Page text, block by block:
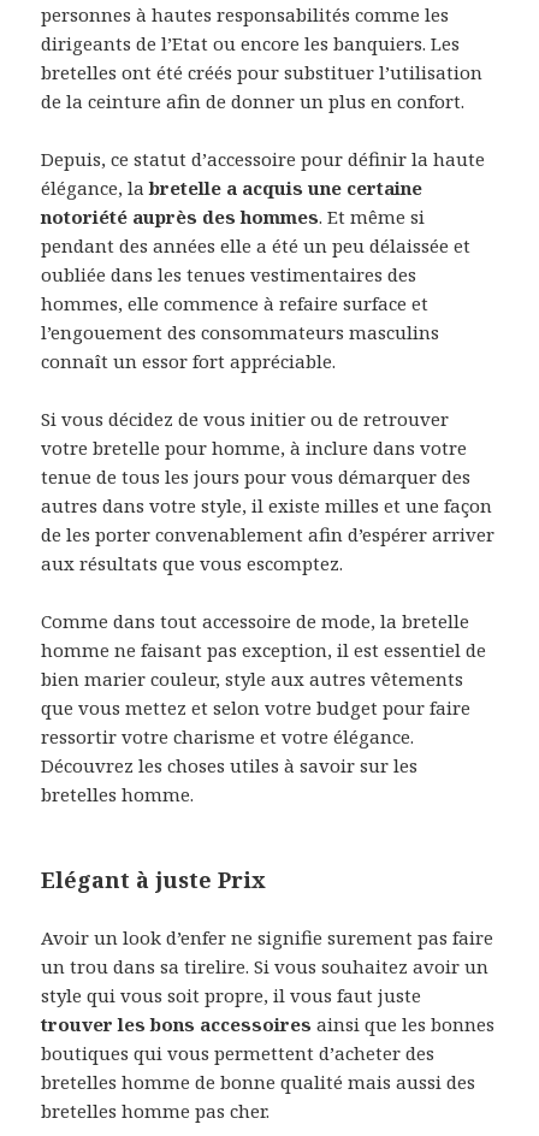
personnes à hautes responsabilités comme les
dirigeants de l’Etat ou encore les banquiers. Les
bretelles ont été créés pour substituer l’utilisation
de la ceinture afin de donner un plus en confort.
Depuis, ce statut d’accessoire pour définir la haute
élégance, labretelle a acquis une certaine
notoriété auprès des hommes. Et même si
pendant des années elle a été un peu délaissée et
oubliée dans les tenues vestimentaires des
hommes, elle commence à refaire surface et
l’engouement des consommateurs masculins
connaît un essor fort appréciable.
Si vous décidez de vous initier ou de retrouver
votre bretelle pour homme, à inclure dans votre
tenue de tous les jours pour vous démarquer des
autres dans votre style, il existe milles et une façon
de les porter convenablement afin d’espérer arriver
aux résultats que vous escomptez.
Comme dans tout accessoire de mode, la bretelle
homme ne faisant pas exception, il est essentiel de
bien marier couleur, style aux autres vêtements
que vous mettez et selon votre budget pour faire
ressortir votre charisme et votre élégance.
Découvrez les choses utiles à savoir sur les
bretelles homme.
Elégant à juste Prix
Avoir un look d’enfer ne signifie surement pas faire
un trou dans sa tirelire. Si vous souhaitez avoir un
style qui vous soit propre, il vous faut juste
trouver les bons accessoires ainsi que les bonnes
boutiques qui vous permettent d’acheter des
bretelles homme de bonne qualité mais aussi des
bretelles homme pas cher.